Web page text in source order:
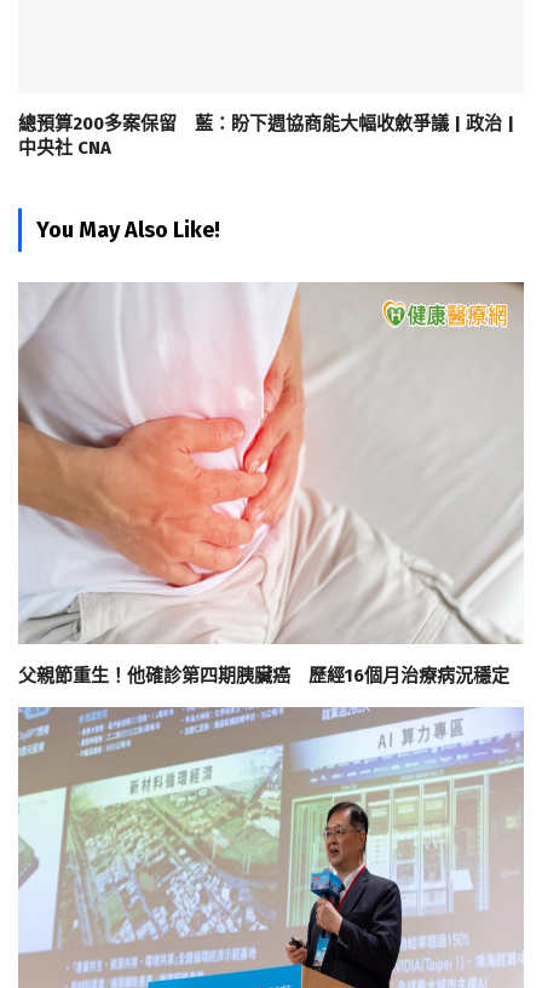
總預算200多案保留 藍：盼下週協商能大幅收斂爭議 | 政治 |
中央社 CNA
You May Also Like!
父親節重生！他確診第四期胰臟癌 歷經16個月治療病況穩定